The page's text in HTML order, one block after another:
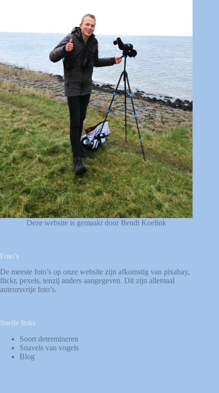
Deze website is gemaakt door Bendt Koelink
Foto’s
De meeste foto’s op onze website zijn afkomstig van pixabay,
flickr, pexels, tenzij anders aangegeven. Dit zijn allemaal
auteursvrije foto’s.
Snelle links
Soort determineren
Snavels van vogels
Blog